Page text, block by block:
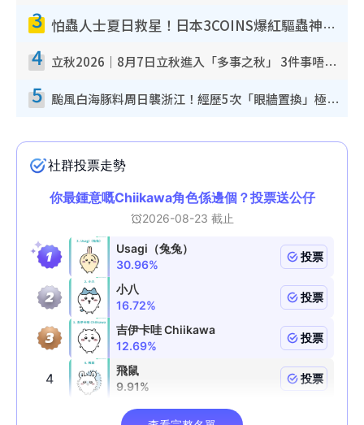
3 怕蟲人士夏日救星！日本3COINS爆紅驅蟲神器$45起 1招「全程免觸碰」輕鬆搞定小強
4 立秋2026｜8月7日立秋進入「多事之秋」 3件事唔做得！專家教6招開運 清枱頭／銀包納氣接好運
5 颱風白海豚料周日襲浙江！經歷5次「眼牆置換」極罕見 成登陸內地最長途颱風